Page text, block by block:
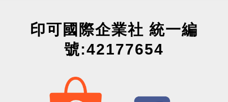
印可國際企業社 統一編
號:42177654